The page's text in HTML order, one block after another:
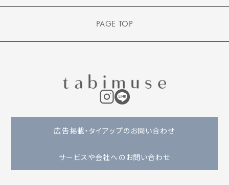
PAGE TOP
広告掲載・タイアップのお問い合わせ
サービスや会社へのお問い合わせ